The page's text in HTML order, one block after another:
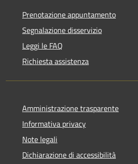
Prenotazione appuntamento
Segnalazione disservizio
Leggi le FAQ
Richiesta assistenza
Amministrazione trasparente
Informativa privacy
Note legali
Dichiarazione di accessibilità